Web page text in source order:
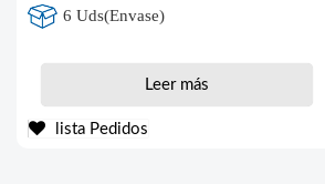
6 Uds(Envase)
Leer más
lista Pedidos